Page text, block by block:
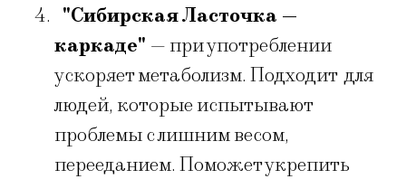
"Сибирская Ласточка —
каркаде" — при употреблении
ускоряет метаболизм. Подходит для
людей, которые испытывают
проблемы с лишним весом,
перееданием. Поможет укрепить